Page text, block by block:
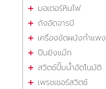
มอเตอร์หินไฟ
ถังอัดจารบี
เครื่องขัดผนังกำแพง
ปืนยิงแม๊ก
สวิตซ์ปั๊มน้ำอัตโนมัติ
เพรชเชอร์สวิตซ์